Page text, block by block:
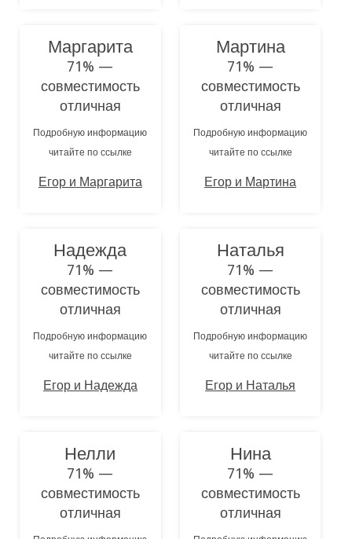
Маргарита
71% —
совместимость
отличная
Подробную информацию
читайте по ссылке
Егор и Маргарита
Мартина
71% —
совместимость
отличная
Подробную информацию
читайте по ссылке
Егор и Мартина
Надежда
71% —
совместимость
отличная
Подробную информацию
читайте по ссылке
Егор и Надежда
Наталья
71% —
совместимость
отличная
Подробную информацию
читайте по ссылке
Егор и Наталья
Нелли
71% —
совместимость
отличная
Нина
71% —
совместимость
отличная